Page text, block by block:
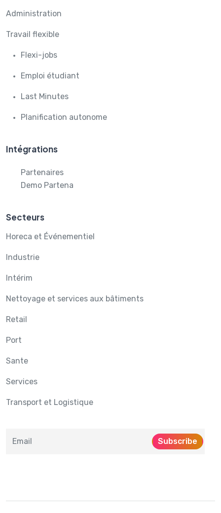
Administration
Travail flexible
Flexi-jobs
Emploi étudiant
Last Minutes
Planification autonome
Intégrations
Partenaires
Demo Partena
Secteurs
Horeca et Événementiel
Industrie
Intérim
Nettoyage et services aux bâtiments
Retail
Port
Sante
Services
Transport et Logistique
Subscribe